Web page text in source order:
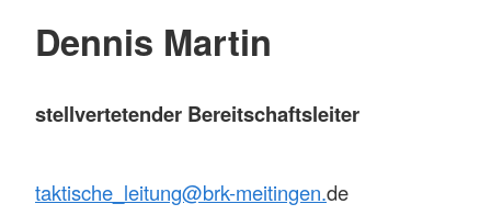
Dennis Martin
stellvertetender Bereitschaftsleiter
taktische_leitung@brk-meitingen.de